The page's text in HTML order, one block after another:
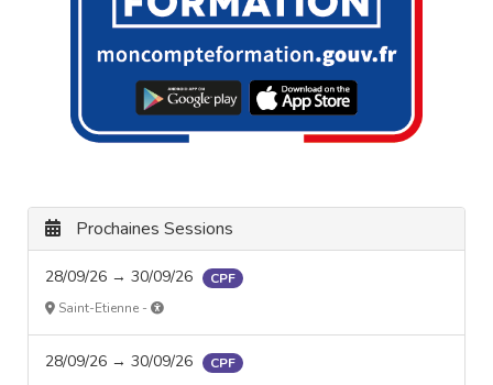
Prochaines Sessions
28/09/26 → 30/09/26
CPF
Saint-Etienne -
28/09/26 → 30/09/26
CPF